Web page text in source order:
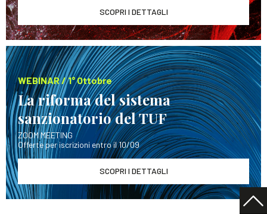
SCOPRI I DETTAGLI
WEBINAR / 1° Ottobre
La riforma del sistema
sanzionatorio del TUF
ZOOM MEETING
Offerte per iscrizioni entro il 10/09
SCOPRI I DETTAGLI